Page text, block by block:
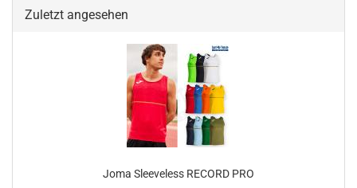
Zuletzt angesehen
Joma Sleeveless RECORD PRO